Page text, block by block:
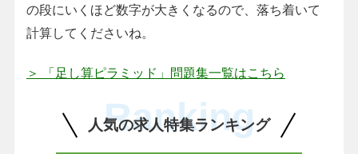
の段にいくほど数字が大きくなるので、落ち着いて
計算してくださいね。
＞ 「足し算ピラミッド」問題集一覧はこちら
人気の求人特集ランキング
Ranking